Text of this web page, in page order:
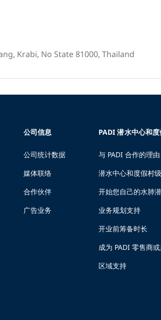
Krabi, No State 81000, Thailand
公司信息
公司统计数据
媒体联络
合作伙伴
广告业务
PADI 潜水中心和
与 PADI 合作的理由
潜水中心和度假村
开始您自己的水肺
业务规划支持
开业前筹备时长
成为 PADI 零售商
区域支持